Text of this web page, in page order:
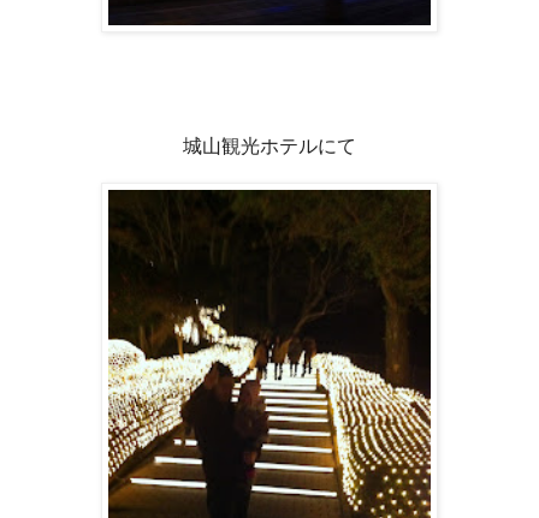
城山観光ホテルにて